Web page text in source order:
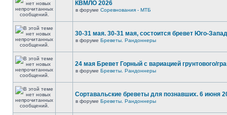
КВМЛО 2026
в форуме Соревнования - МТБ
30-31 мая. 30-31 мая, состоится бревет Юго-
в форуме Бреветы. Рандоннеры
24 мая Бревет Горный с вариацией грунтового/
в форуме Бреветы. Рандоннеры
Сортавальские бреветы для познавших. 6 июня
в форуме Бреветы. Рандоннеры